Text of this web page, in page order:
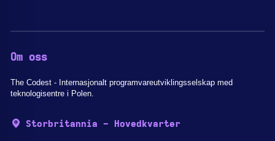
Om oss
The Codest - Internasjonalt programvareutviklingsselskap med
teknologisentre i Polen.
Storbritannia - Hovedkvarter